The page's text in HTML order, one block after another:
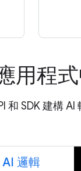
用程
和 SDK 建構
邏輯